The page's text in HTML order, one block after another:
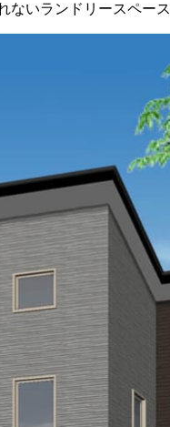
ないランドリースペース